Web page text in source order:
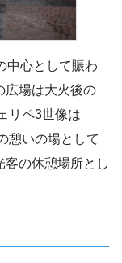
中心として賑わ
広場は大火後の
リペ3世像は
憩いの場として
客の休憩場所とし